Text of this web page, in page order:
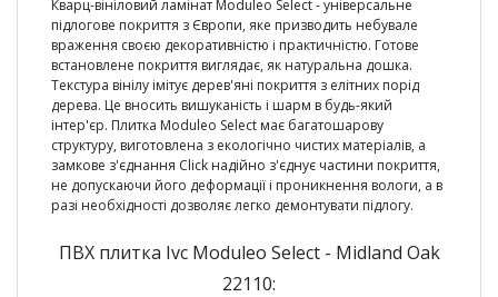
Кварц-вініловий ламінат Moduleo Select - універсальне
підлогове покриття з Європи, яке призводить небувале
враження своєю декоративністю і практичністю. Готове
встановлене покриття виглядає, як натуральна дошка.
Текстура вінілу імітує дерев'яні покриття з елітних порід
дерева. Це вносить вишуканість і шарм в будь-який
інтер'єр. Плитка Moduleo Select має багатошарову
структуру, виготовлена з екологічно чистих матеріалів, а
замкове з'єднання Click надійно з'єднує частини покриття,
не допускаючи його деформації і проникнення вологи, а в
разі необхідності дозволяє легко демонтувати підлогу.
ПВХ плитка Ivc Moduleo Select - Midland Oak
22110: